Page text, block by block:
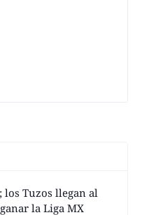
los Tuzos llegan al
la Liga MX